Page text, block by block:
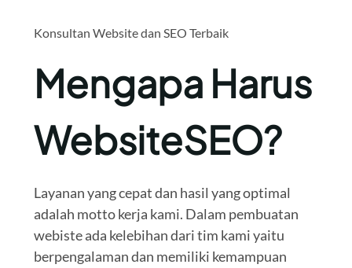
Konsultan Website dan SEO Terbaik
Mengapa Harus
WebsiteSEO?
Layanan yang cepat dan hasil yang optimal
adalah motto kerja kami. Dalam pembuatan
webiste ada kelebihan dari tim kami yaitu
berpengalaman dan memiliki kemampuan